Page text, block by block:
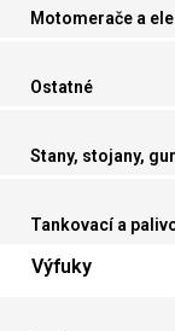
Motomerače a
Ostatné
Stany, stojany,
Tankovací a
Výfuky